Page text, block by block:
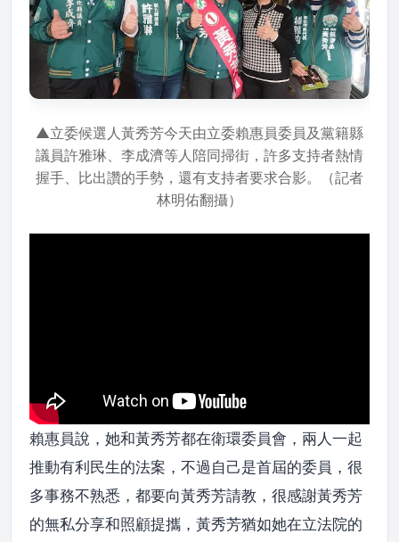
▲立委候選人黃秀芳今天由立委賴惠員委員及黨籍縣
議員許雅琳、李成濟等人陪同掃街，許多支持者熱情
握手、比出讚的手勢，還有支持者要求合影。（記者
林明佑翻攝）
賴惠員說，她和黃秀芳都在衛環委員會，兩人一起
推動有利民生的法案，不過自己是首屆的委員，很
多事務不熟悉，都要向黃秀芳請教，很感謝黃秀芳
的無私分享和照顧提攜，黃秀芳猶如她在立法院的